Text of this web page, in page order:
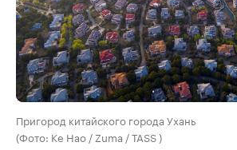
Пригород китайского города Ухань
(Фото: Ke Hao / Zuma / TASS )